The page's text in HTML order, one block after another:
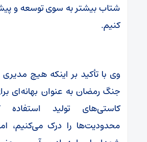
شتاب بیشتر به سوی توسعه و
کنیم.
وی با تأکید بر اینکه هیچ مدیری
جنگ رمضان به عنوان بهانه‌ای
کاستی‌های تولید
محدودیت‌ها را درک می‌کنیم،